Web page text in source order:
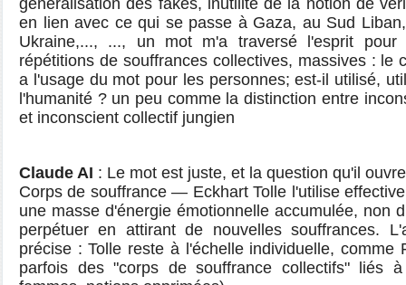
généralisation des fakes, inutilité de la notion de
en lien avec ce qui se passe à Gaza, au Sud
Ukraine,..., ..., un mot m'a traversé l'esprit
répétitions de souffrances collectives, massives : le
a l'usage du mot pour les personnes; est-il utilisé,
l'humanité ? un peu comme la distinction entre
et inconscient collectif jungien
Claude AI : Le mot est juste, et la question qu'il
Corps de souffrance — Eckhart Tolle l'utilise
une masse d'énergie émotionnelle accumulée, non
perpétuer en attirant de nouvelles souffrances.
précise : Tolle reste à l'échelle individuelle, comme
parfois des "corps de souffrance collectifs" liés